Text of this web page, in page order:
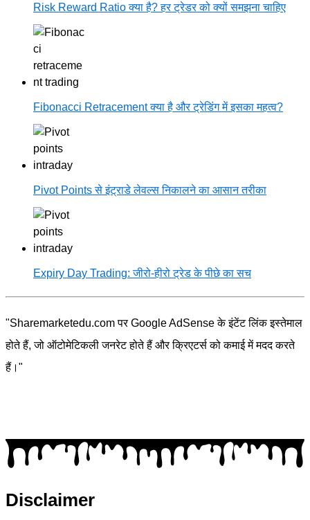
Risk Reward Ratio क्या है? हर ट्रेडर को क्यों समझना चाहिए
Fibonacci Retracement क्या है और ट्रेडिंग में इसका महत्व?
Pivot Points से इंट्राडे लेवल्स निकालने का आसान तरीका
Expiry Day Trading: जीरो-हीरो ट्रेड के पीछे का सच
"Sharemarketedu.com पर Google AdSense के इंटेंट लिंक इस्तेमाल
होते हैं, जो ऑटोमेटिकली जनरेट होते हैं और क्रिएटर्स को कमाई में मदद करते
हैं।"
Disclaimer